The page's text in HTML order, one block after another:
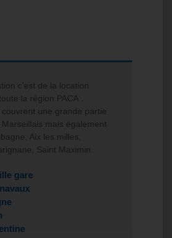
c’est de la location
la région PACA
couvrent une grande partie
mais également
Aix les milles,
Saint Maximin.
gare